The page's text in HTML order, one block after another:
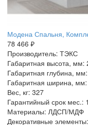
Модена Спальня,
78 466 ₽
Производитель: ТЭКС
Габаритная высота, мм:
Габаритная глубина, мм:
Габаритная ширина, мм:
Вес, кг: 327
Гарантийный срок мес.:
Материалы: ЛДСП/МДФ
Декоративные